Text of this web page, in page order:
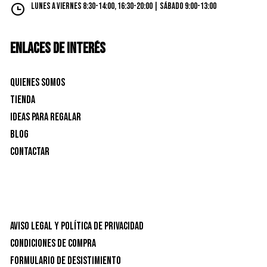
Lunes a Viernes 8:30-14:00, 16:30-20:00 | Sábado 9:00-13:00
ENLACES DE INTERÉS
Quienes Somos
Tienda
Ideas para Regalar
Blog
Contactar
Aviso Legal y Política de privacidad
Condiciones de Compra
Formulario de desistimiento